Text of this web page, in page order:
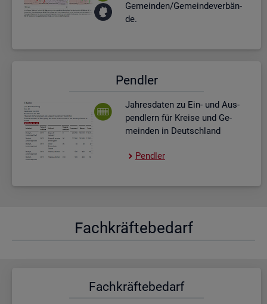
Ge­mein­den/Ge­mein­de­ver­bän­
de.
Pend­ler
Jah­res­da­ten zu Ein- und Aus­
pend­lern für Krei­se und Ge­
mein­den in Deutsch­land
Pend­ler
Fach­kräf­te­be­darf
Fach­kräf­te­be­darf